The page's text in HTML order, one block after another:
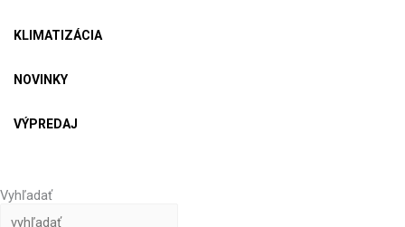
KLIMATIZÁCIA
NOVINKY
VÝPREDAJ
Vyhľadať